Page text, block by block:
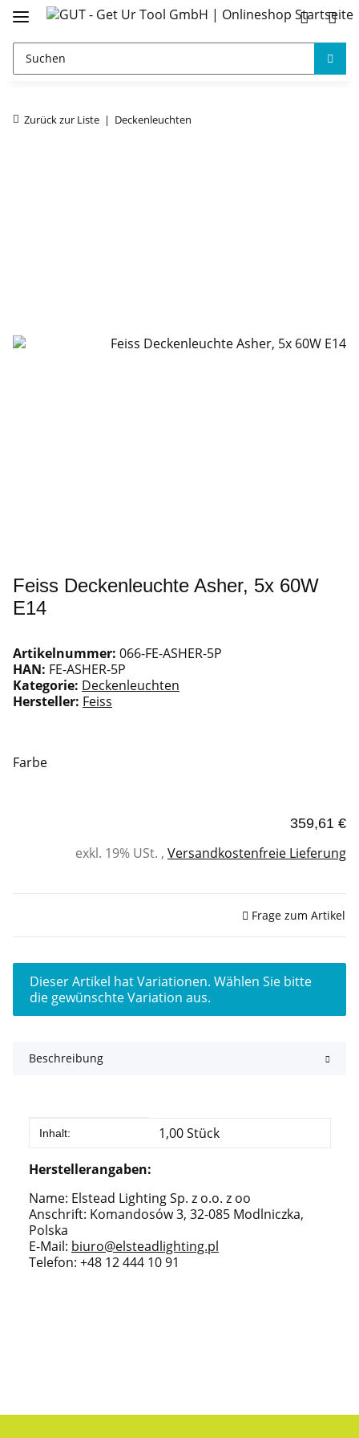
Zurück zur Liste Deckenleuchten
Feiss Deckenleuchte Asher, 5x 60W
E14
Artikelnummer: 066-FE-ASHER-5P
HAN: FE-ASHER-5P
Kategorie: Deckenleuchten
Hersteller: Feiss
Farbe
359,61 €
exkl. 19% USt. , Versandkostenfreie Lieferung
Frage zum Artikel
x
Dieser Artikel hat Variationen. Wählen Sie bitte
die gewünschte Variation aus.
Beschreibung
Produkteigenschaft
Wert
Inhalt: 1,00 Stück
Herstellerangaben:
Name: Elstead Lighting Sp. z o.o. z oo
Anschrift: Komandosów 3, 32-085 Modlniczka,
Polska
E-Mail: biuro@elsteadlighting.pl
Telefon: +48 12 444 10 91